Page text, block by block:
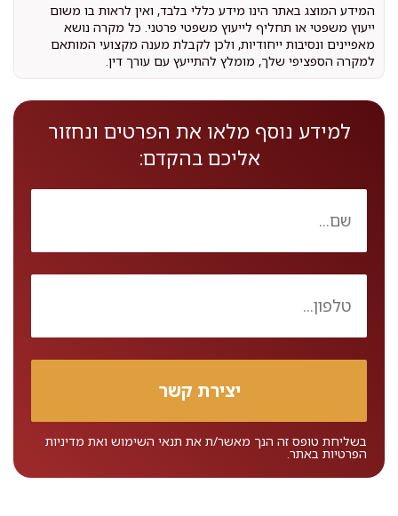
המידע המוצג באתר הינו מידע כללי בלבד, ואין לראות בו משום
ייעוץ משפטי או תחליף לייעוץ משפטי פרטני. כל מקרה נושא
מאפיינים ונסיבות ייחודיות, ולכן לקבלת מענה מקצועי המותאם
למקרה הספציפי שלך, מומלץ להתייעץ עם עורך דין.
למידע נוסף מלאו את הפרטים ונחזור
אליכם בהקדם:
בשליחת טופס זה הנך מאשר/ת את תנאי השימוש ואת מדיניות
הפרטיות באתר.